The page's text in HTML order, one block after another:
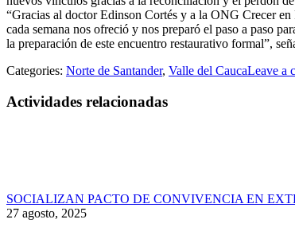
“Gracias al doctor Edinson Cortés y a la ONG Crecer
cada semana nos ofreció y nos preparó el paso a paso
la preparación de este encuentro restaurativo formal”,
Categories: Norte de Santander, Valle del CaucaLeave a
Actividades relacionadas
SOCIALIZAN PACTO DE CONVIVENCIA EN
27 agosto, 2025